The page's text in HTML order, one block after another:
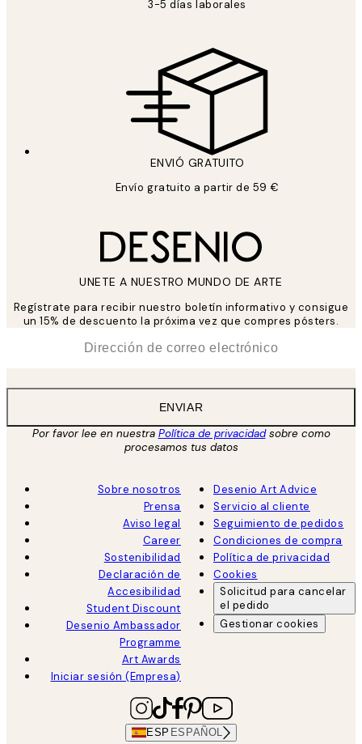
3-5 días laborales
ENVIÓ GRATUITO
Envío gratuito a partir de 59 €
UNETE A NUESTRO MUNDO DE ARTE
Regístrate para recibir nuestro boletín informativo y consigue
un 15% de descuento la próxima vez que compres pósters.
ENVIAR
Por favor lee en nuestra Política de privacidadsobre como
procesamos tus datos
Sobre nosotros
Prensa
Aviso legal
Career
Sostenibilidad
Declaración de
Accesibilidad
Student Discount
Desenio Ambassador
Programme
Art Awards
Iniciar sesión (Empresa)
Desenio Art Advice
Servicio al cliente
Seguimiento de pedidos
Condiciones de compra
Política de privacidad
Cookies
Solicitud para cancelar
el pedido
Gestionar cookies
ESP ESPAÑOL